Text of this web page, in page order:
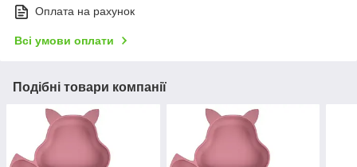
Оплата на рахунок
Всі умови оплати
Подібні товари компанії